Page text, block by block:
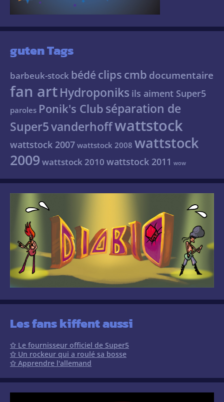
guten Tags
barbeuk-stock bédé clips cmb documentaire
fan artHydroponiks ils aiment Super5
paroles Ponik's Club séparation de
Super5vanderhoffwattstock
wattstock 2007 wattstock 2008 wattstock
2009 wattstock 2010 wattstock 2011 wow
Les fans kiffent aussi
✩ Le fournisseur officiel de Super5
✩ Un rockeur qui a roulé sa bosse
✩ Apprendre l'allemand